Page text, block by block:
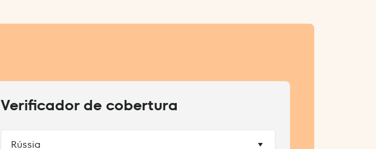
Verificador de cobertura
Rússia